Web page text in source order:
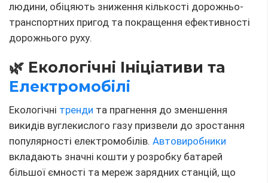
Системи спільного використання автомобілів та
каршерингунабирають популярність, пропонуючи
гнучкі та економічно вигідні рішення для міського
транспорту. Цей тренд сприяє зменшенню кількості
автомобілів на дорогах та зниженню рівня
забруднення навколишнього середовища.